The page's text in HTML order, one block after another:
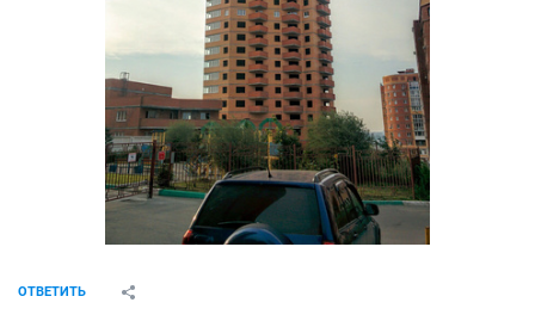
ОТВЕТИТЬ